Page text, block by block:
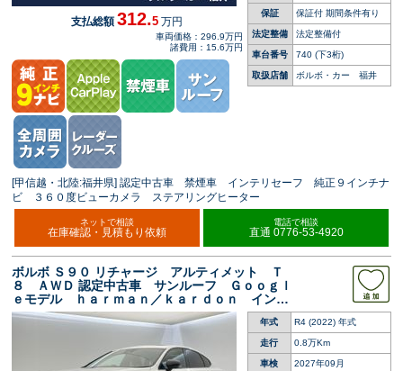
保証 保証付 期間条件有り
法定整備 法定整備付
車台番号 740 (下3桁)
取扱店舗 ボルボ・カー 福井
支払総額312.5 万円
車両価格：296.9万円
諸費用：15.6万円
[甲信越・北陸:福井県] 認定中古車 禁煙車 インテリセーフ 純正９インチナ
ビ ３６０度ビューカメラ ステアリングヒーター
ネットで相談
在庫確認・見積もり依頼
電話で相談
直通 0776-53-4920
ボルボ Ｓ９０ リチャージ アルティメット Ｔ
８ ＡＷＤ 認定中古車 サンルーフ Ｇｏｏｇｌ
ｅモデル ｈａｒｍａｎ／ｋａｒｄｏｎ インテ
リセーフ ３６０°ビューカメラ 禁煙車 シート
ヒーター パワーシート ＡｐｐｌｅＣａｒＰｌ
年式 R4 (2022) 年式
走行 0.8万Km
車検 2027年09月